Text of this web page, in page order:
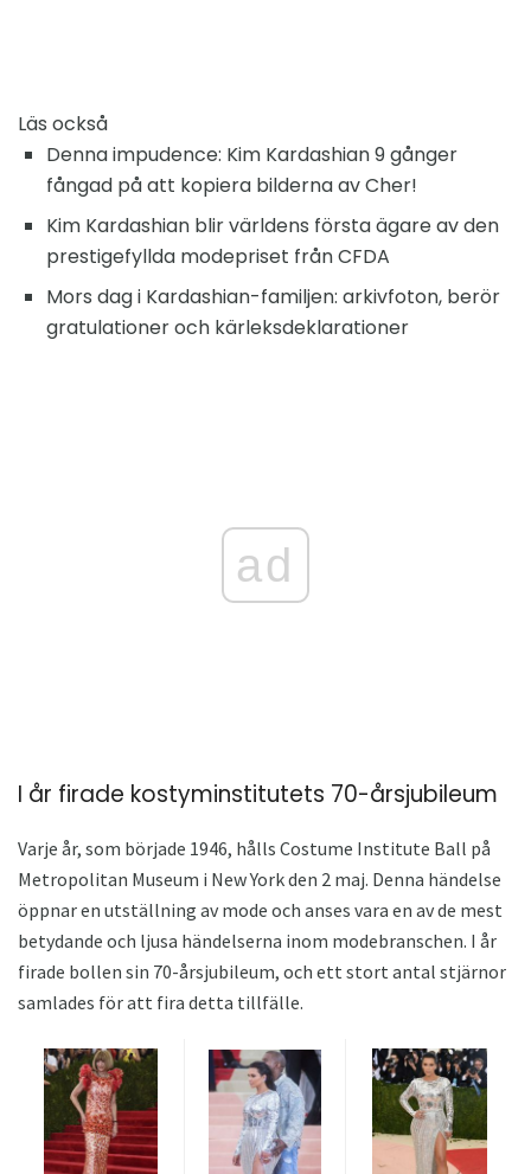
Läs också
Denna impudence: Kim Kardashian 9 gånger
fångad på att kopiera bilderna av Cher!
Kim Kardashian blir världens första ägare av den
prestigefyllda modepriset från CFDA
Mors dag i Kardashian-familjen: arkivfoton, berör
gratulationer och kärleksdeklarationer
ad
I år firade kostyminstitutets 70-årsjubileum
Varje år, som började 1946, hålls Costume Institute Ball på
Metropolitan Museum i New York den 2 maj. Denna händelse
öppnar en utställning av mode och anses vara en av de mest
betydande och ljusa händelserna inom modebranschen. I år
firade bollen sin 70-årsjubileum, och ett stort antal stjärnor
samlades för att fira detta tillfälle.